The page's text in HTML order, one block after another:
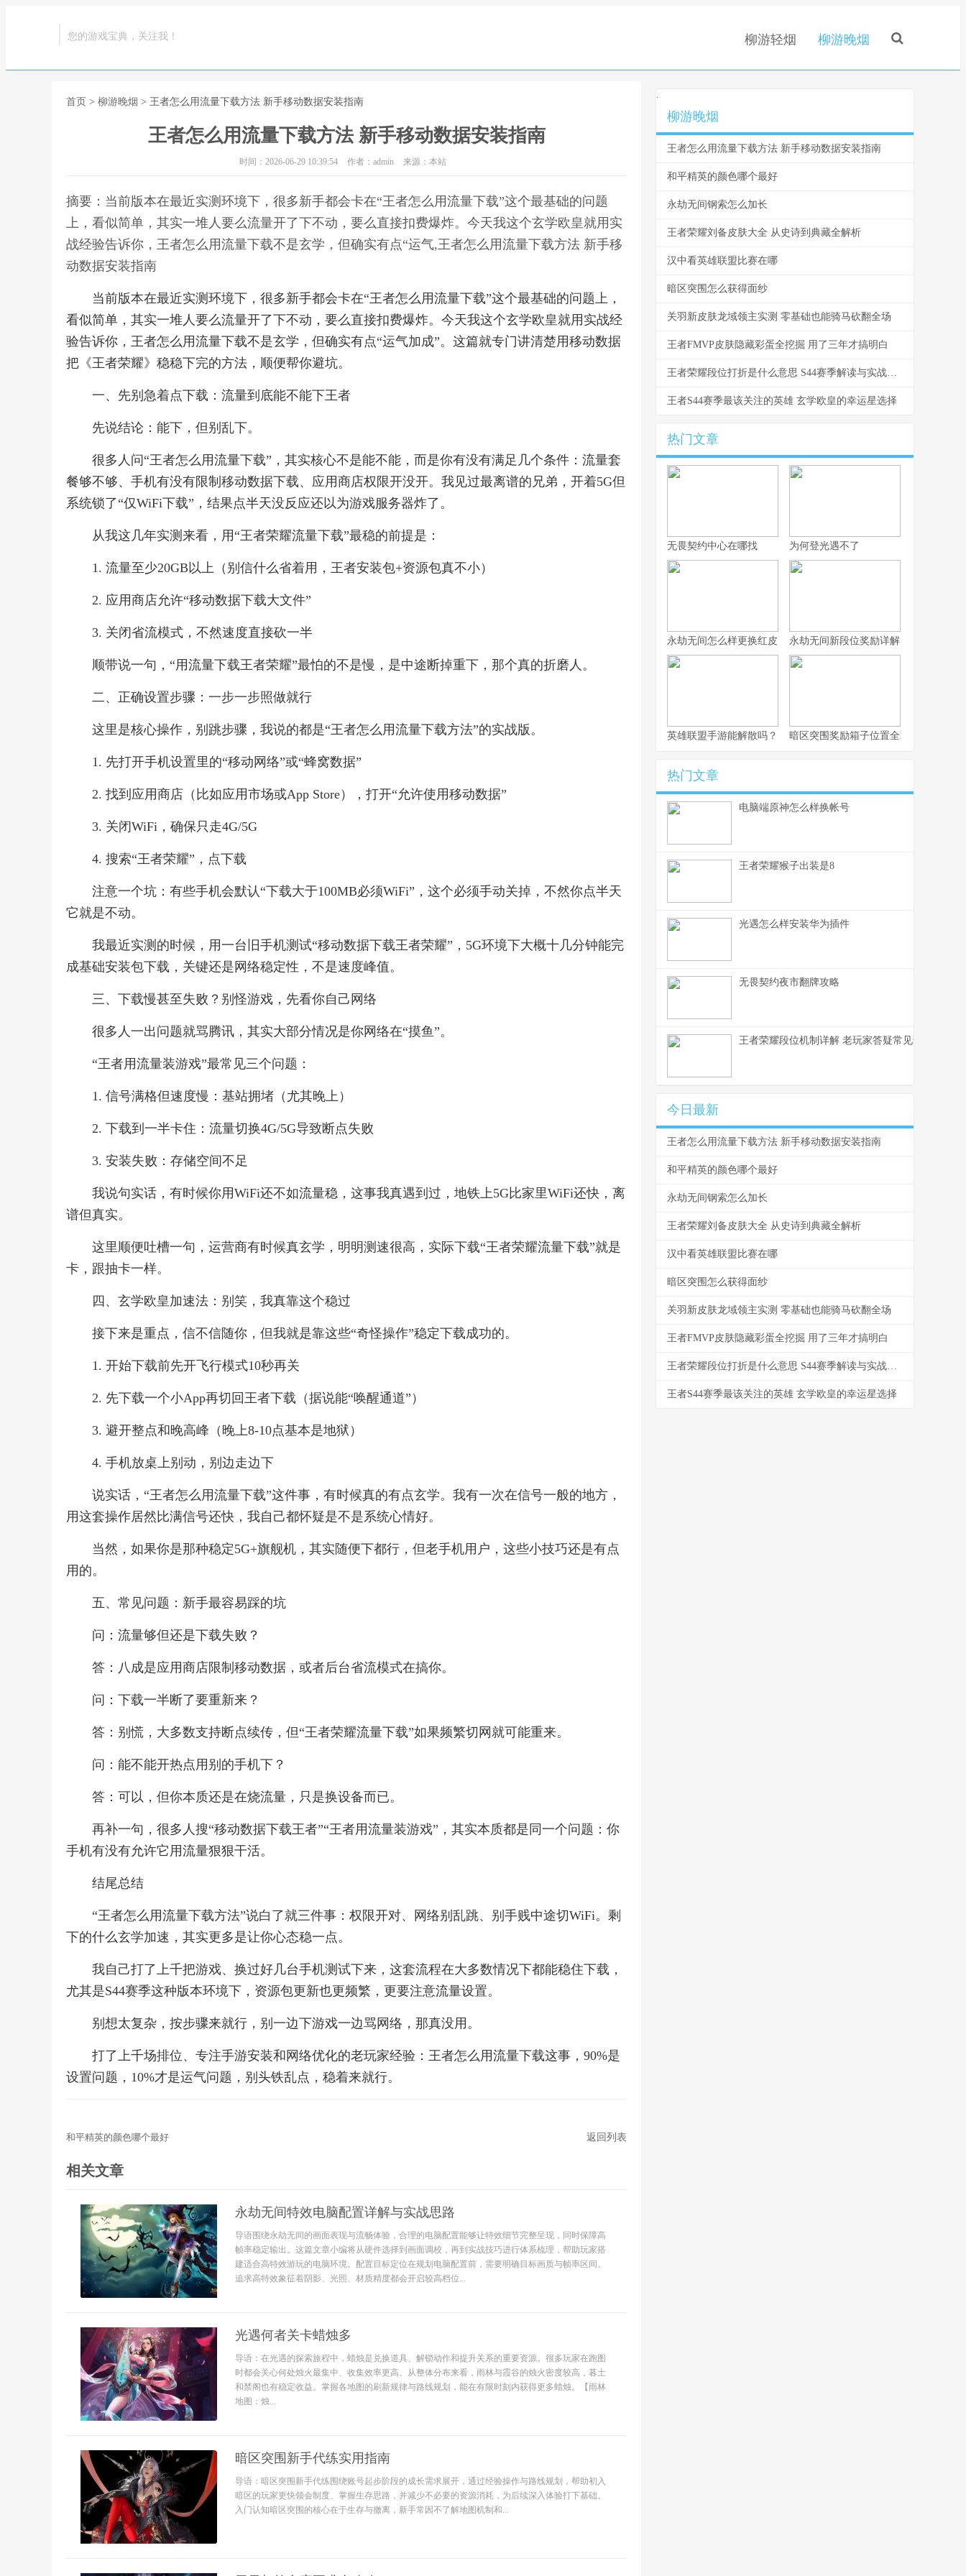
您的游戏宝典，关注我！ 柳游轻烟 柳游晚烟
首页 > 柳游晚烟 > 王者怎么用流量下载方法 新手移动数据安装指南
王者怎么用流量下载方法 新手移动数据安装指南
时间：2026-06-29 10:39:54 作者：admin 来源：本站
摘要：当前版本在最近实测环境下，很多新手都会卡在“王者怎么用流量下载”这个最基础的问题
上，看似简单，其实一堆人要么流量开了下不动，要么直接扣费爆炸。今天我这个玄学欧皇就用实
战经验告诉你，王者怎么用流量下载不是玄学，但确实有点“运气,王者怎么用流量下载方法 新手移
动数据安装指南
当前版本在最近实测环境下，很多新手都会卡在“王者怎么用流量下载”这个最基础的问题上，
看似简单，其实一堆人要么流量开了下不动，要么直接扣费爆炸。今天我这个玄学欧皇就用实战经
验告诉你，王者怎么用流量下载不是玄学，但确实有点“运气加成”。这篇就专门讲清楚用移动数据
把《王者荣耀》稳稳下完的方法，顺便帮你避坑。
一、先别急着点下载：流量到底能不能下王者
先说结论：能下，但别乱下。
很多人问“王者怎么用流量下载”，其实核心不是能不能，而是你有没有满足几个条件：流量套
餐够不够、手机有没有限制移动数据下载、应用商店权限开没开。我见过最离谱的兄弟，开着5G但
系统锁了“仅WiFi下载”，结果点半天没反应还以为游戏服务器炸了。
从我这几年实测来看，用“王者荣耀流量下载”最稳的前提是：
1. 流量至少20GB以上（别信什么省着用，王者安装包+资源包真不小）
2. 应用商店允许“移动数据下载大文件”
3. 关闭省流模式，不然速度直接砍一半
顺带说一句，“用流量下载王者荣耀”最怕的不是慢，是中途断掉重下，那个真的折磨人。
二、正确设置步骤：一步一步照做就行
这里是核心操作，别跳步骤，我说的都是“王者怎么用流量下载方法”的实战版。
1. 先打开手机设置里的“移动网络”或“蜂窝数据”
2. 找到应用商店（比如应用市场或App Store），打开“允许使用移动数据”
3. 关闭WiFi，确保只走4G/5G
4. 搜索“王者荣耀”，点下载
注意一个坑：有些手机会默认“下载大于100MB必须WiFi”，这个必须手动关掉，不然你点半天
它就是不动。
我最近实测的时候，用一台旧手机测试“移动数据下载王者荣耀”，5G环境下大概十几分钟能完
成基础安装包下载，关键还是网络稳定性，不是速度峰值。
三、下载慢甚至失败？别怪游戏，先看你自己网络
很多人一出问题就骂腾讯，其实大部分情况是你网络在“摸鱼”。
“王者用流量装游戏”最常见三个问题：
1. 信号满格但速度慢：基站拥堵（尤其晚上）
2. 下载到一半卡住：流量切换4G/5G导致断点失败
3. 安装失败：存储空间不足
我说句实话，有时候你用WiFi还不如流量稳，这事我真遇到过，地铁上5G比家里WiFi还快，离
谱但真实。
这里顺便吐槽一句，运营商有时候真玄学，明明测速很高，实际下载“王者荣耀流量下载”就是
卡，跟抽卡一样。
四、玄学欧皇加速法：别笑，我真靠这个稳过
接下来是重点，信不信随你，但我就是靠这些“奇怪操作”稳定下载成功的。
1. 开始下载前先开飞行模式10秒再关
2. 先下载一个小App再切回王者下载（据说能“唤醒通道”）
3. 避开整点和晚高峰（晚上8-10点基本是地狱）
4. 手机放桌上别动，别边走边下
说实话，“王者怎么用流量下载”这件事，有时候真的有点玄学。我有一次在信号一般的地方，
用这套操作居然比满信号还快，我自己都怀疑是不是系统心情好。
当然，如果你是那种稳定5G+旗舰机，其实随便下都行，但老手机用户，这些小技巧还是有点
用的。
五、常见问题：新手最容易踩的坑
问：流量够但还是下载失败？
答：八成是应用商店限制移动数据，或者后台省流模式在搞你。
问：下载一半断了要重新来？
答：别慌，大多数支持断点续传，但“王者荣耀流量下载”如果频繁切网就可能重来。
问：能不能开热点用别的手机下？
答：可以，但你本质还是在烧流量，只是换设备而已。
再补一句，很多人搜“移动数据下载王者”“王者用流量装游戏”，其实本质都是同一个问题：你
手机有没有允许它用流量狠狠干活。
结尾总结
“王者怎么用流量下载方法”说白了就三件事：权限开对、网络别乱跳、别手贱中途切WiFi。剩
下的什么玄学加速，其实更多是让你心态稳一点。
我自己打了上千把游戏、换过好几台手机测试下来，这套流程在大多数情况下都能稳住下载，
尤其是S44赛季这种版本环境下，资源包更新也更频繁，更要注意流量设置。
别想太复杂，按步骤来就行，别一边下游戏一边骂网络，那真没用。
打了上千场排位、专注手游安装和网络优化的老玩家经验：王者怎么用流量下载这事，90%是
设置问题，10%才是运气问题，别头铁乱点，稳着来就行。
和平精英的颜色哪个最好 返回列表
相关文章
永劫无间特效电脑配置详解与实战思路
导语围绕永劫无间的画面表现与流畅体验，合理的电脑配置能够让特效细节完整呈现，同时保障高
帧率稳定输出。这篇文章小编将从硬件选择到画面调校，再到实战技巧进行体系梳理，帮助玩家搭
建适合高特效游玩的电脑环境。配置目标定位在规划电脑配置前，需要明确目标画质与帧率区间。
追求高特效象征着阴影、光照、材质精度都会开启较高档位...
光遇何者关卡蜡烛多
导语：在光遇的探索旅程中，蜡烛是兑换道具、解锁动作和提升关系的重要资源。很多玩家在跑图
时都会关心何处烛火最集中、收集效率更高。从整体分布来看，雨林与霞谷的烛火密度较高，暮土
和禁阁也有稳定收益。掌握各地图的刷新规律与路线规划，能在有限时刻内获得更多蜡烛。【雨林
地图：烛...
暗区突围新手代练实用指南
导语：暗区突围新手代练围绕账号起步阶段的成长需求展开，通过经验操作与路线规划，帮助初入
暗区的玩家更快领会制度、掌握生存思路，并减少不必要的资源消耗，为后续深入体验打下基础。
入门认知暗区突围的核心在于生存与撤离，新手常因不了解地图机制和...
.
柳游晚烟
王者怎么用流量下载方法 新手移动数据安装指南
和平精英的颜色哪个最好
永劫无间钢索怎么加长
王者荣耀刘备皮肤大全 从史诗到典藏全解析
汉中看英雄联盟比赛在哪
暗区突围怎么获得面纱
关羽新皮肤龙域领主实测 零基础也能骑马砍翻全场
王者FMVP皮肤隐藏彩蛋全挖掘 用了三年才搞明白
王者荣耀段位打折是什么意思 S44赛季解读与实战影响
王者S44赛季最该关注的英雄 玄学欧皇的幸运星选择
热门文章
无畏契约中心在哪找 为何登光遇不了
永劫无间怎么样更换红皮 永劫无间新段位奖励详解
英雄联盟手游能解散吗？ 暗区突围奖励箱子位置全攻略
热门文章
电脑端原神怎么样换帐号
王者荣耀猴子出装是8
光遇怎么样安装华为插件
无畏契约夜市翻牌攻略
王者荣耀段位机制详解 老玩家答疑常见误区
今日最新
王者怎么用流量下载方法 新手移动数据安装指南
和平精英的颜色哪个最好
永劫无间钢索怎么加长
王者荣耀刘备皮肤大全 从史诗到典藏全解析
汉中看英雄联盟比赛在哪
暗区突围怎么获得面纱
关羽新皮肤龙域领主实测 零基础也能骑马砍翻全场
王者FMVP皮肤隐藏彩蛋全挖掘 用了三年才搞明白
王者荣耀段位打折是什么意思 S44赛季解读与实战影响
王者S44赛季最该关注的英雄 玄学欧皇的幸运星选择